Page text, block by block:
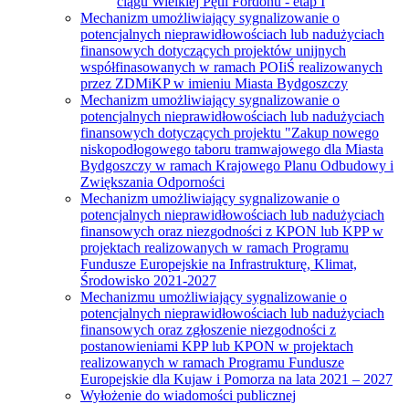
Mechanizm umożliwiający sygnalizowanie o
potencjalnych nieprawidłowościach lub nadużyciach
finansowych dotyczących projektów unijnych
współfinasowanych w ramach POIiŚ realizowanych
przez ZDMiKP w imieniu Miasta Bydgoszczy
Mechanizm umożliwiający sygnalizowanie o
potencjalnych nieprawidłowościach lub nadużyciach
finansowych dotyczących projektu "Zakup nowego
niskopodłogowego taboru tramwajowego dla Miasta
Bydgoszczy w ramach Krajowego Planu Odbudowy i
Zwiększania Odporności
Mechanizm umożliwiający sygnalizowanie o
potencjalnych nieprawidłowościach lub nadużyciach
finansowych oraz niezgodności z KPON lub KPP w
projektach realizowanych w ramach Programu
Fundusze Europejskie na Infrastrukturę, Klimat,
Środowisko 2021-2027
Mechanizmu umożliwiający sygnalizowanie o
potencjalnych nieprawidłowościach lub nadużyciach
finansowych oraz zgłoszenie niezgodności z
postanowieniami KPP lub KPON w projektach
realizowanych w ramach Programu Fundusze
Europejskie dla Kujaw i Pomorza na lata 2021 – 2027
Wyłożenie do wiadomości publicznej